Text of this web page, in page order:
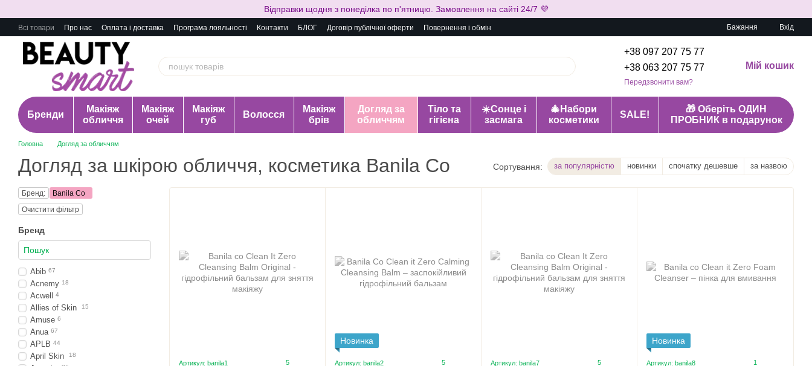
Відправки щодня з понеділка по п'ятницю. Замовлення на сайті 24/7 💜
Всі товари Про нас Оплата і доставка Програма лояльності Контакти БЛОГ Договір публічної оферти Повернення і обмін Бажання Вхід
+38 097 207 75 77
+38 063 207 75 77
Передзвонити вам?
Мій кошик
Бренди
Макіяж
обличчя
Макіяж
очей
Макіяж
губ
Волосся
Макіяж
брів
Догляд за
обличчям
Тіло та
гігієна
☀️Сонце і
засмага
🎄Набори
косметики
SALE!
🎁 Оберіть ОДИН
ПРОБНИК в подарунок
Головна Догляд за обличчям
Догляд за шкірою обличчя, косметика Banila Co Сортування: за популярністю новинки спочатку дешевше за назвою
Артикул: banila1 5
Новинка
Артикул: banila2 5 Артикул: banila7 5
Новинка
Артикул: banila8 1
Бренд:
Banila Co
Очистити фільтр
Бренд
Abib 67
Acnemy 18
Acwell 4
Allies of Skin 15
Amuse 6
Anua 67
APLB 44
April Skin 18